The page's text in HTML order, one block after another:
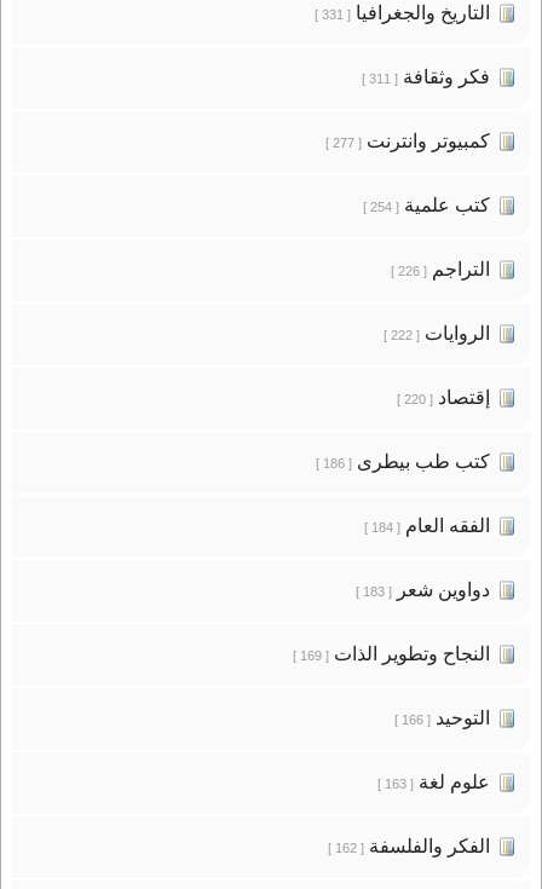
التاريخ والجغرافيا[ 331 ]
فكر وثقافة[ 311 ]
كمبيوتر وانترنت[ 277 ]
كتب علمية[ 254 ]
التراجم[ 226 ]
الروايات[ 222 ]
إقتصاد[ 220 ]
كتب طب بيطرى[ 186 ]
الفقه العام[ 184 ]
دواوين شعر[ 183 ]
النجاح وتطوير الذات[ 169 ]
التوحيد[ 166 ]
علوم لغة[ 163 ]
الفكر والفلسفة[ 162 ]